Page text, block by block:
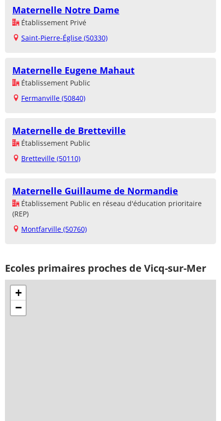
Maternelle Notre Dame
Établissement Privé
Saint-Pierre-Église (50330)
Maternelle Eugene Mahaut
Établissement Public
Fermanville (50840)
Maternelle de Bretteville
Établissement Public
Bretteville (50110)
Maternelle Guillaume de Normandie
Établissement Public en réseau d'éducation prioritaire
(REP)
Montfarville (50760)
Ecoles primaires proches de Vicq-sur-Mer
+
−